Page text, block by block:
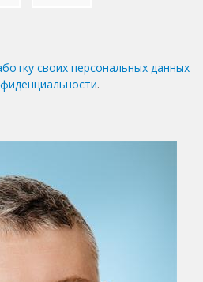
своих персональных данных
.